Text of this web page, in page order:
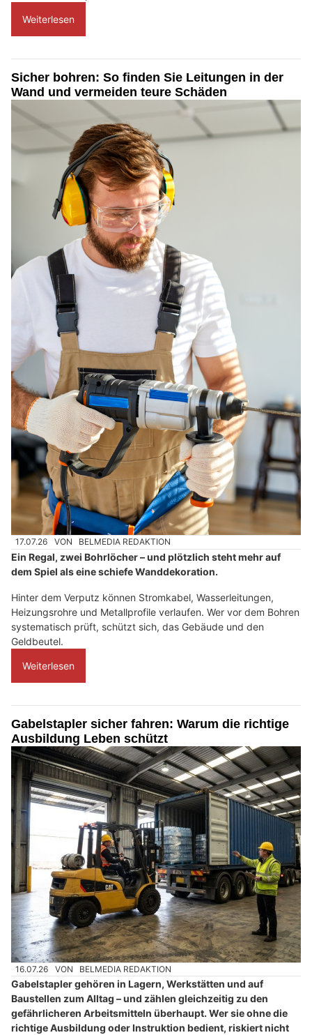
Weiterlesen
Sicher bohren: So finden Sie Leitungen in der
Wand und vermeiden teure Schäden
17.07.26 VON BELMEDIA REDAKTION
Ein Regal, zwei Bohrlöcher – und plötzlich steht mehr auf
dem Spiel als eine schiefe Wanddekoration.
Hinter dem Verputz können Stromkabel, Wasserleitungen,
Heizungsrohre und Metallprofile verlaufen. Wer vor dem Bohren
systematisch prüft, schützt sich, das Gebäude und den
Geldbeutel.
Weiterlesen
Gabelstapler sicher fahren: Warum die richtige
Ausbildung Leben schützt
16.07.26 VON BELMEDIA REDAKTION
Gabelstapler gehören in Lagern, Werkstätten und auf
Baustellen zum Alltag – und zählen gleichzeitig zu den
gefährlicheren Arbeitsmitteln überhaupt. Wer sie ohne die
richtige Ausbildung oder Instruktion bedient, riskiert nicht